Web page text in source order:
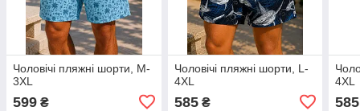
Чоловічі пляжні шорти, M-
3XL
599 ₴
Чоловічі пляжні шорти, L-
4XL
585₴
4XL
585